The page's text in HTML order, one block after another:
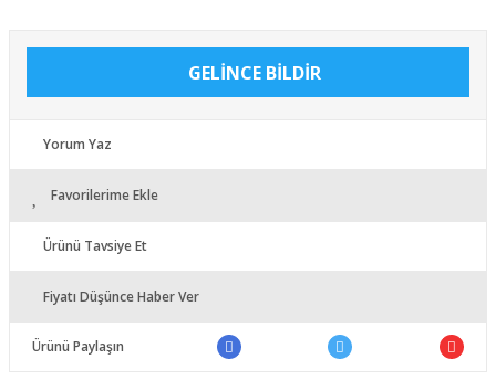
GELİNCE BİLDİR
Yorum Yaz
Favorilerime Ekle
Ürünü Tavsiye Et
Fiyatı Düşünce Haber Ver
Ürünü Paylaşın